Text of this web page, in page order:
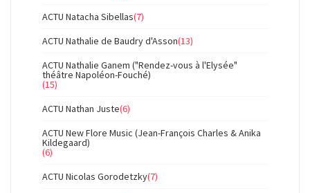
ACTU Natacha Sibellas(7)
ACTU Nathalie de Baudry d'Asson(13)
ACTU Nathalie Ganem ("Rendez-vous à l'Elysée"
théâtre Napoléon-Fouché)
(15)
ACTU Nathan Juste(6)
ACTU New Flore Music (Jean-François Charles & Anika
Kildegaard)
(6)
ACTU Nicolas Gorodetzky(7)